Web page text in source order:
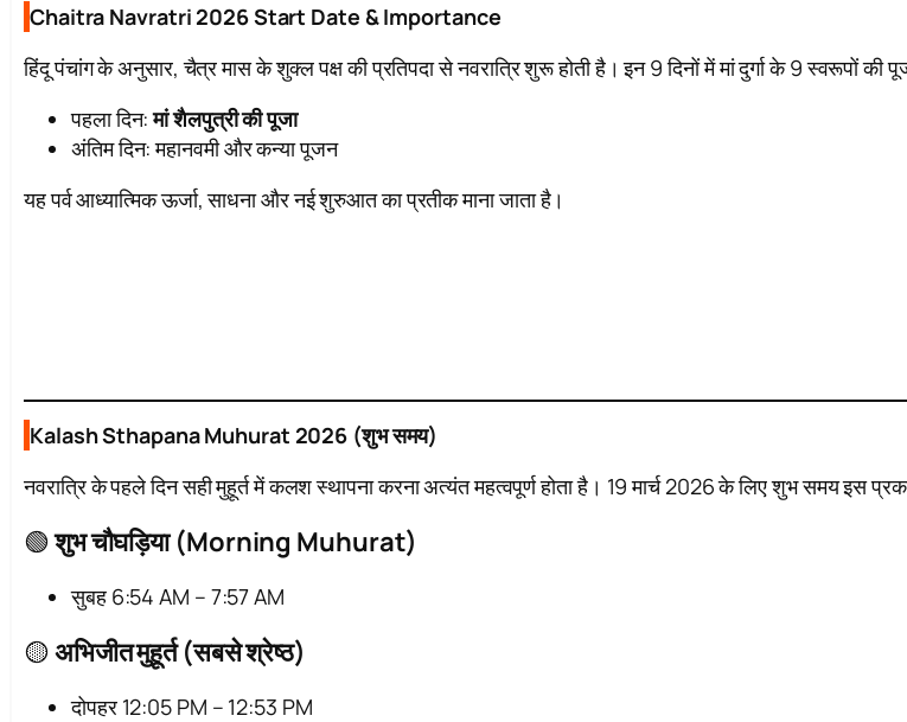
Chaitra Navratri 2026 Start Date & Importance
हिंदू पंचांग के अनुसार, चैत्र मास के शुक्ल पक्ष की प्रतिपदा से नवरात्रि शुरू होती है। इन 9 दिनों में मां दुर्गा के 9 स्वरूपों की
पहला दिन:मां शैलपुत्री की पूजा
अंतिम दिन: महानवमी और कन्या पूजन
यह पर्व आध्यात्मिक ऊर्जा, साधना और नई शुरुआत का प्रतीक माना जाता है।
Kalash Sthapana Muhurat 2026 (शुभ समय)
नवरात्रि के पहले दिन सही मुहूर्त में कलश स्थापना करना अत्यंत महत्वपूर्ण होता है। 19 मार्च 2026 के लिए शुभ समय इस
🟢शुभ चौघड़िया (Morning Muhurat)
सुबह 6:54 AM – 7:57 AM
🟡अभिजीत मुहूर्त (सबसे श्रेष्ठ)
दोपहर 12:05 PM – 12:53 PM